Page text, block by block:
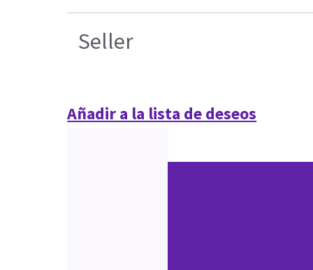
Seller
Añadir a la lista de deseos